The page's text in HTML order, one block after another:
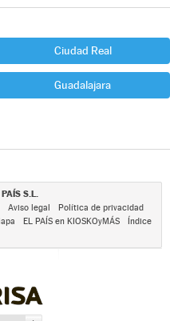
Ciudad Real
Guadalajara
S.L.
Aviso legal
Política de privacidad
EL PAÍS en KIOSKOyMÁS
Índice